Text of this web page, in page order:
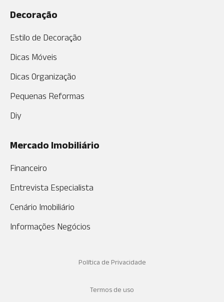
Decoração
Estilo de Decoração
Dicas Móveis
Dicas Organização
Pequenas Reformas
Diy
Mercado Imobiliário
Financeiro
Entrevista Especialista
Cenário Imobiliário
Informações Negócios
Política de Privacidade
Termos de uso